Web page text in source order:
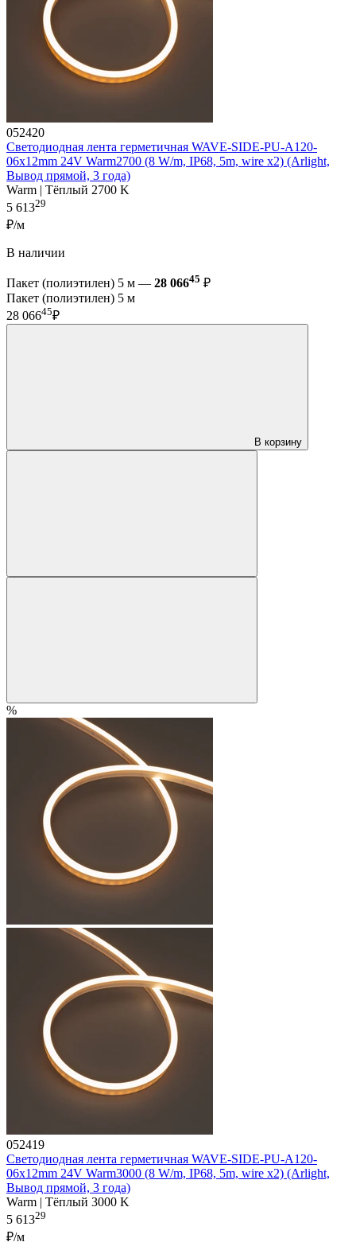
052420
Светодиодная лента герметичная WAVE-SIDE-PU-A120-
06x12mm 24V Warm2700 (8 W/m, IP68, 5m, wire x2) (Arlight,
Вывод прямой, 3 года)
Warm | Тёплый 2700 K
5 61329
₽/м
В наличии
Пакет (полиэтилен) 5 м — 28 06645 ₽
Пакет (полиэтилен) 5 м
28 06645₽
В корзину
%
052419
Светодиодная лента герметичная WAVE-SIDE-PU-A120-
06x12mm 24V Warm3000 (8 W/m, IP68, 5m, wire x2) (Arlight,
Вывод прямой, 3 года)
Warm | Тёплый 3000 K
5 61329
₽/м